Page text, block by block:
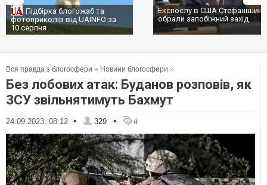
Підбірка блогожаб та
фотоприколів від UAINFO за
10 серпня
Експослу в США
обрали запобіжний захід
Вся правда з блогосфери » Новини блогосфери »
Без лобових атак: Буданов розповів, як
ЗСУ звільнятимуть Бахмут
24.09.2023, 08:12 • 329 • 0